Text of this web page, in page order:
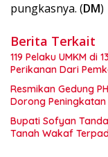
pungkasnya. (DM)
Berita Terkait
119 Pelaku UMKM di
Perikanan Dari
Resmikan Gedung
Dorong
Bupati Sofyan
Tanah Wakaf